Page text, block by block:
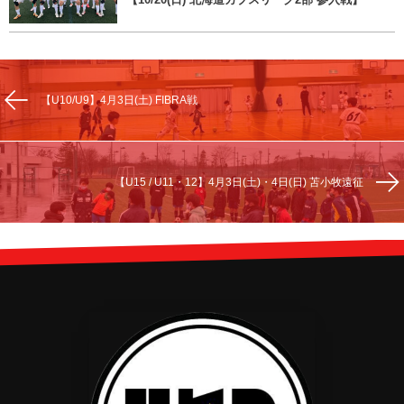
【U10/U9】4月3日(土) FIBRA戦
【U15 / U11・12】4月3日(土)・4日(日) 苫小牧遠征